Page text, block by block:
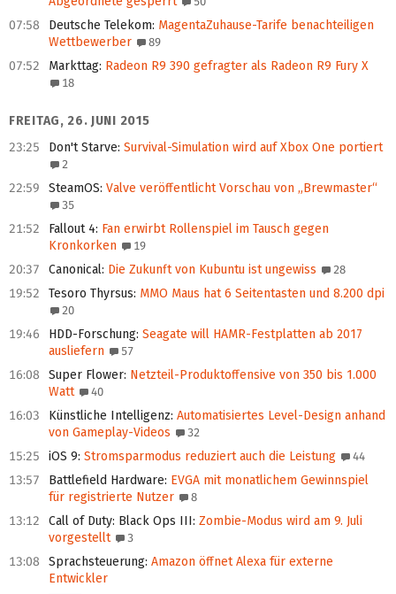
07:58 Deutsche Telekom: MagentaZuhause-Tarife benachteiligen
Wettbewerber
89
07:52 Markttag: Radeon R9 390 gefragter als Radeon R9 Fury X
18
FREITAG, 26. JUNI 2015
23:25
Don't Starve: Survival-Simulation wird auf Xbox One portiert
2
22:59 SteamOS: Valve veröffentlicht Vorschau von „Brewmaster“
35
21:52 Fallout 4: Fan erwirbt Rollenspiel im Tausch gegen
Kronkorken
19
20:37 Canonical: Die Zukunft von Kubuntu ist ungewiss 28
19:52 Tesoro Thyrsus: MMO Maus hat 6 Seitentasten und 8.200 dpi
20
19:46 HDD-Forschung: Seagate will HAMR-Festplatten ab 2017
ausliefern
57
16:08 Super Flower: Netzteil-Produktoffensive von 350 bis 1.000
Watt
40
16:03 Künstliche Intelligenz: Automatisiertes Level-Design anhand
von Gameplay-Videos
32
15:25 iOS 9: Stromsparmodus reduziert auch die Leistung 44
13:57 Battlefield Hardware: EVGA mit monatlichem Gewinnspiel
für registrierte Nutzer
8
13:12 Call of Duty: Black Ops III: Zombie-Modus wird am 9. Juli
vorgestellt
3
13:08 Sprachsteuerung: Amazon öffnet Alexa für externe
Entwickler